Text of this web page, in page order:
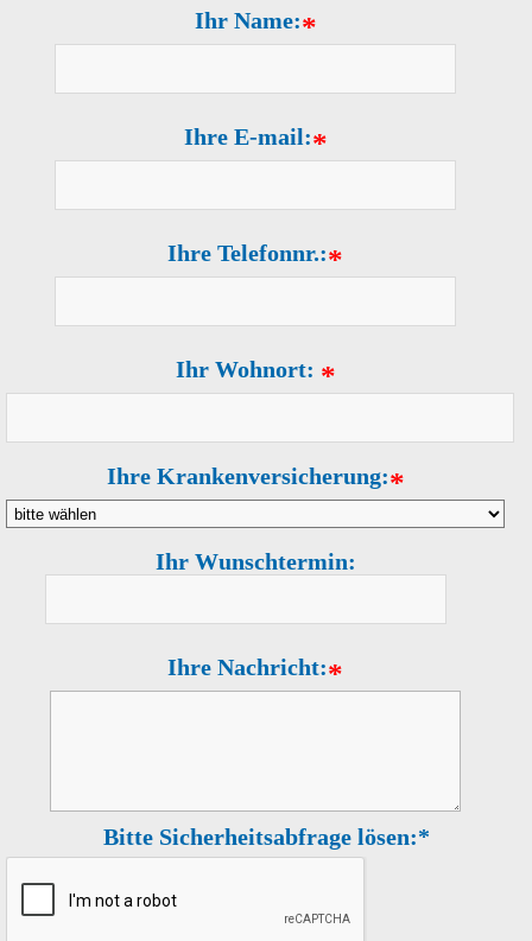
Ihr Name:*
Ihre E-mail:*
Ihre Telefonnr.:*
Ihr Wohnort: *
Ihre Krankenversicherung:*
Ihr Wunschtermin:
Ihre Nachricht:*
Bitte Sicherheitsabfrage lösen:*